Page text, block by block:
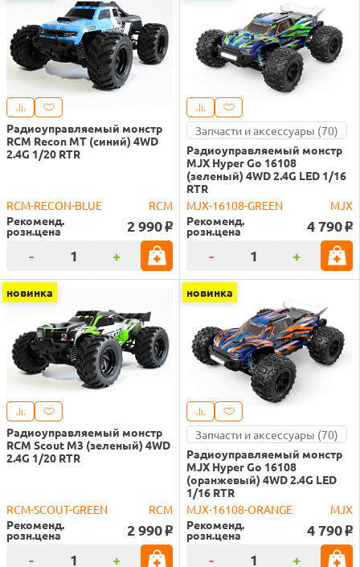
Радиоуправляемый монстр
RCM Recon MT (синий) 4WD
2.4G 1/20 RTR
RCM-RECON-BLUE
RCM
Рекоменд.
розн.цена 2 990 o
- +
Запчасти и аксессуары (70)
Радиоуправляемый монстр
MJX Hyper Go 16108
(зеленый) 4WD 2.4G LED 1/16
RTR
MJX-16108-GREEN
MJX
Рекоменд.
розн.цена 4 790 o
- +
новинка
Радиоуправляемый монстр
RCM Scout M3 (зеленый) 4WD
2.4G 1/20 RTR
RCM-SCOUT-GREEN
RCM
Рекоменд.
розн.цена 2 990 o
- +
новинка
Запчасти и аксессуары (70)
Радиоуправляемый монстр
MJX Hyper Go 16108
(оранжевый) 4WD 2.4G LED
1/16 RTR
MJX-16108-ORANGE
MJX
Рекоменд.
розн.цена 4 790 o
- +